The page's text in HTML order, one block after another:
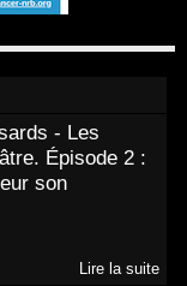
- Les
Épisode 2 :
son
Lire la suite